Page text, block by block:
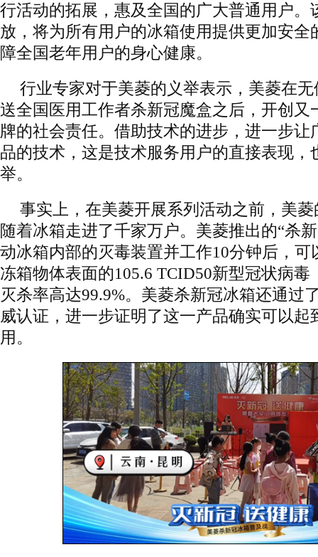
行活动的拓展，惠及全国的广大普通用户。
放，将为所有用户的冰箱使用提供更加安全
障全国老年用户的身心健康。
行业专家对于美菱的义举表示，美菱在
送全国医用工作者杀新冠魔盒之后，开创又
牌的社会责任。借助技术的进步，进一步让
品的技术，这是技术服务用户的直接表现，
举。
事实上，在美菱开展系列活动之前，美
随着冰箱走进了千家万户。美菱推出的“杀
动冰箱内部的灭毒装置并工作10分钟后，可
冻箱物体表面的105.6 TCID50新型冠状病毒
灭杀率高达99.9%。美菱杀新冠冰箱还通过
威认证，进一步证明了这一产品确实可以起
用。